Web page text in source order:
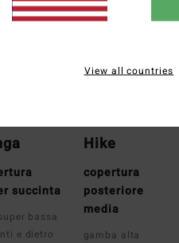
succinta
bassa
e dietro
Hike
copertura
posteriore
media
gamba alta
View all countries